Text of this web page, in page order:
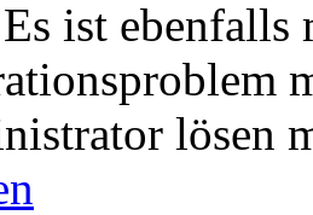
ist ebenfalls
lösen